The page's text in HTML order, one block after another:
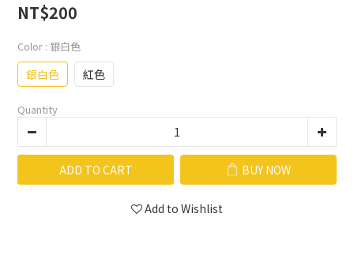
NT$200
Color : 銀白色
銀白色 紅色
Quantity
ADD TO CART BUY NOW
Add to Wishlist